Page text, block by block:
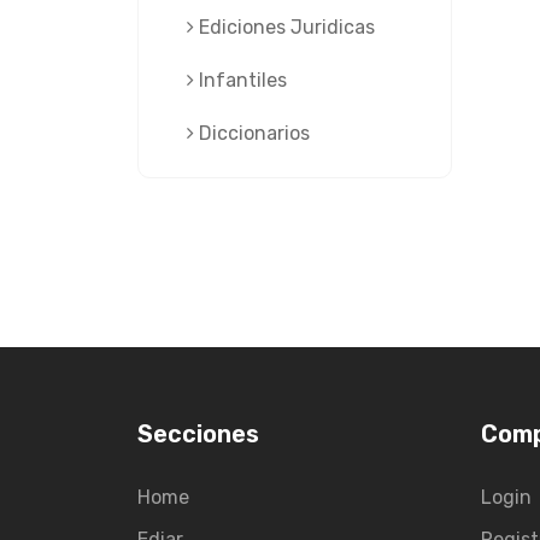
Ediciones Juridicas
Infantiles
Diccionarios
Secciones
Home
Login